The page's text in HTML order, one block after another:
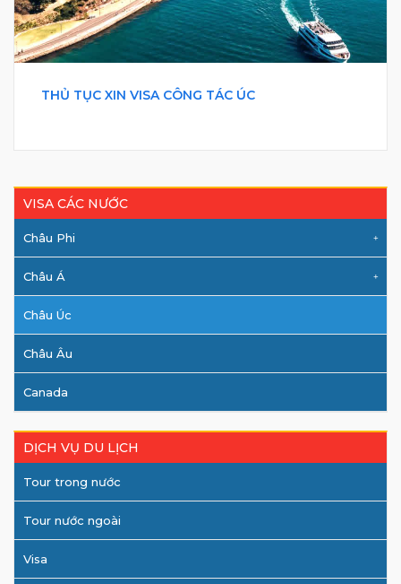
THỦ TỤC XIN VISA CÔNG TÁC ÚC
VISA CÁC NƯỚC
Châu Phi
Châu Á
Châu Úc
Châu Âu
Canada
DỊCH VỤ DU LỊCH
Tour trong nước
Tour nước ngoài
Visa